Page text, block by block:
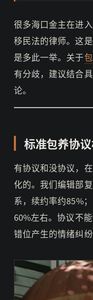
很多海口金主在进
移民法的律师。这
是多此一举。关于
有分歧，建议结合
论。
标准包养协
有协议和没协议，
化的。我们编辑部
系，续约率约85%
60%左右。协议不
错位产生的情绪纠纷